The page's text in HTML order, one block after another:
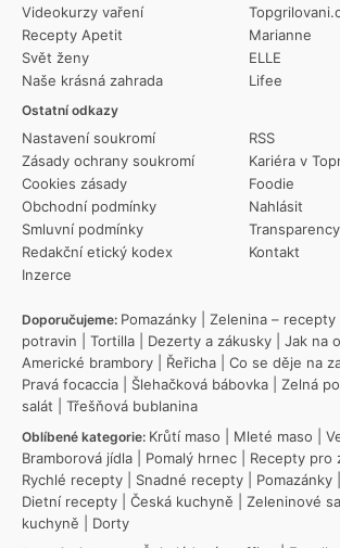
Videokurzy vaření
Recepty Apetit
Svět ženy
Naše krásná zahrada
Ostatní odkazy
Nastavení soukromí
Zásady ochrany soukromí
Cookies zásady
Obchodní podmínky
Smluvní podmínky
Redakční etický kodex
Inzerce
RSS
Kariéra v
Foodie
Nahlásit
Kontakt
Marianne
ELLE
Lifee
Doporučujeme: Pomazánky Zelenina – recepty
potravin
Tortilla Dezerty a zákusky Jak na
Americké brambory
Řeřicha Co se děje na
Pravá focaccia
Šlehačková bábovka Zelná
salát
Třešňová bublanina
Oblíbené kategorie: Krůtí maso Mleté maso
Bramborová jídla
Pomalý hrnec Recepty pro
Rychlé recepty
Snadné recepty Pomazánky
Dietní recepty
Česká kuchyně Zeleninové
kuchyně
Dorty